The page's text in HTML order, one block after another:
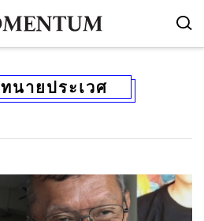
ทนายประเวศ